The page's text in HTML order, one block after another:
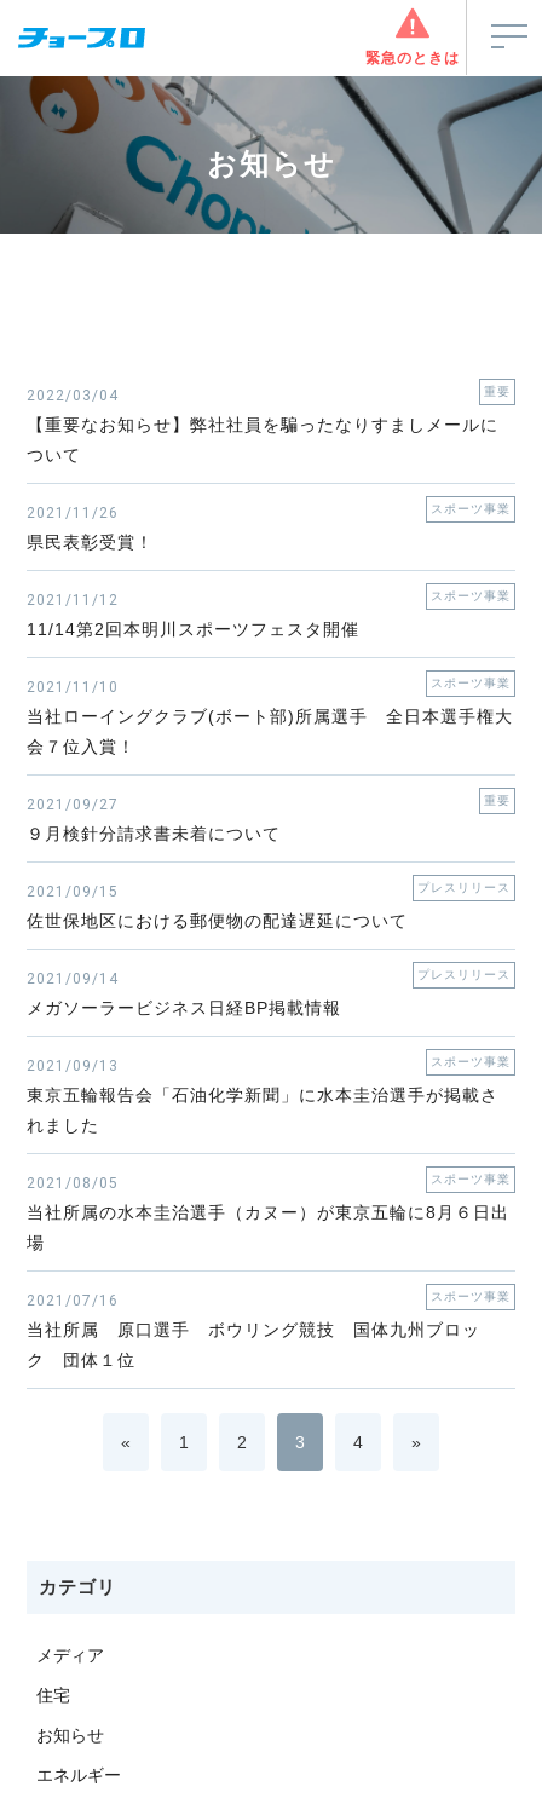
緊急のときは
お知らせ
2022/03/04
【重要なお知らせ】弊社社員を騙ったなりすましメールに
ついて
重要
2021/11/26
県民表彰受賞！
スポーツ事業
2021/11/12
11/14第2回本明川スポーツフェスタ開催
スポーツ事業
2021/11/10
当社ローイングクラブ(ボート部)所属選手 全日本選手権大
会７位入賞！
スポーツ事業
2021/09/27
９月検針分請求書未着について
重要
2021/09/15
佐世保地区における郵便物の配達遅延について
プレスリリース
2021/09/14
メガソーラービジネス日経BP掲載情報
プレスリリース
2021/09/13
東京五輪報告会「石油化学新聞」に水本圭治選手が掲載さ
れました
スポーツ事業
2021/08/05
当社所属の水本圭治選手（カヌー）が東京五輪に8月６日出
場
スポーツ事業
2021/07/16
当社所属 原口選手 ボウリング競技 国体九州ブロッ
ク 団体１位
スポーツ事業
« 1 2 3 4 »
カテゴリ
メディア
住宅
お知らせ
エネルギー